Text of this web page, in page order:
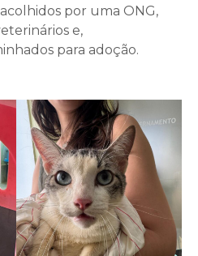
por uma ONG,
e,
para adoção.